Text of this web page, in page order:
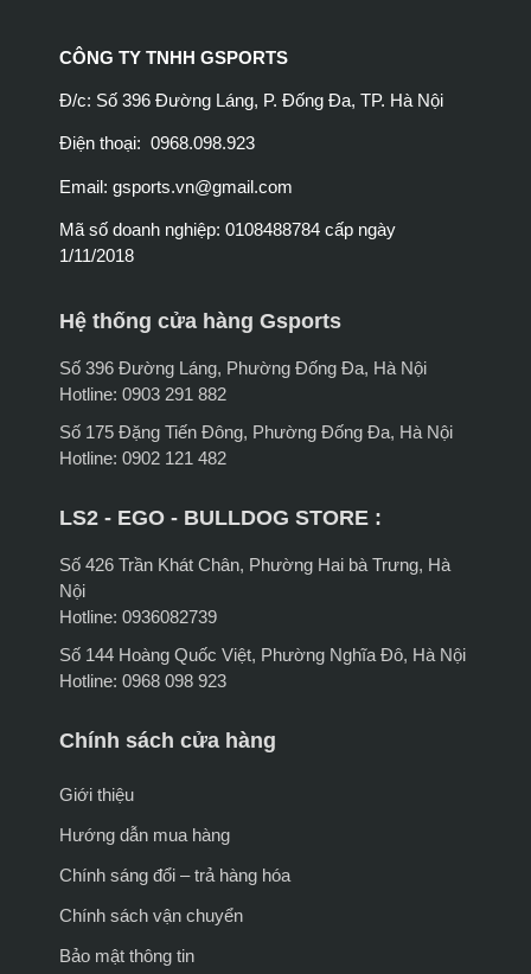
CÔNG TY TNHH GSPORTS
Đ/c: Số 396 Đường Láng, P. Đống Đa, TP. Hà Nội
Điện thoại: 0968.098.923
Email: gsports.vn@gmail.com
Mã số doanh nghiệp: 0108488784 cấp ngày
1/11/2018
Hệ thống cửa hàng Gsports
Số 396 Đường Láng, Phường Đống Đa, Hà Nội
Hotline: 0903 291 882
Số 175 Đặng Tiến Đông, Phường Đống Đa, Hà Nội
Hotline: 0902 121 482
LS2 - EGO - BULLDOG STORE :
Số 426 Trần Khát Chân, Phường Hai bà Trưng, Hà
Nội
Hotline: 0936082739
Số 144 Hoàng Quốc Việt, Phường Nghĩa Đô, Hà Nội
Hotline: 0968 098 923
Chính sách cửa hàng
Giới thiệu
Hướng dẫn mua hàng
Chính sáng đổi – trả hàng hóa
Chính sách vận chuyển
Bảo mật thông tin